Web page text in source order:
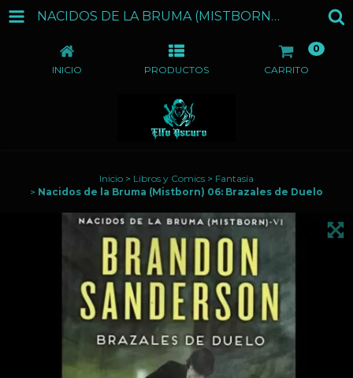
NACIDOS DE LA BRUMA (MISTBORN) 06: BRAZALES DE DUELO
INICIO PRODUCTOS CARRITO
0
Inicio > Libros y Comics > Fantasía
> Nacidos de la Bruma (Mistborn) 06: Brazales de Duelo